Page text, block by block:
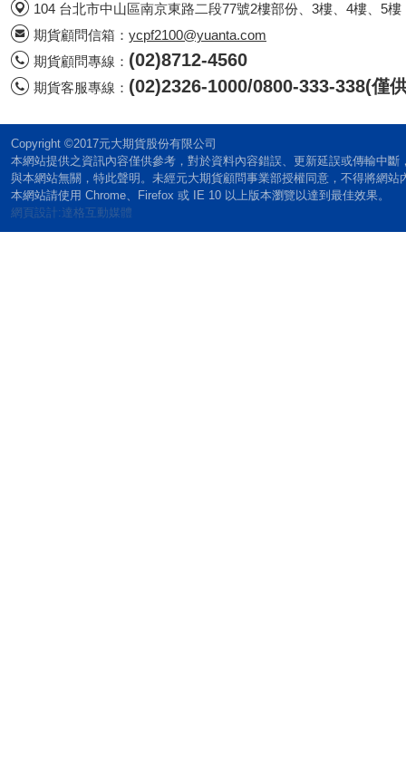
104 台北市中山區南京東路二段77號2樓部份、3樓、4樓、5樓
期貨顧問信箱： ycpf2100@yuanta.com
期貨顧問專線： (02)8712-4560
期貨客服專線： (02)2326-1000/0800-333-338(僅
Copyright ©2017元大期貨股份有限公司
本網站提供之資訊內容僅供參考，對於資料內容錯誤、更新延誤或傳輸中
與本網站無關，特此聲明。未經元大期貨顧問事業部授權同意，不得將網站
本網站請使用 Chrome、Firefox 或 IE 10 以上版本瀏覽以達到最佳效果。
網頁設計:達格互動媒體